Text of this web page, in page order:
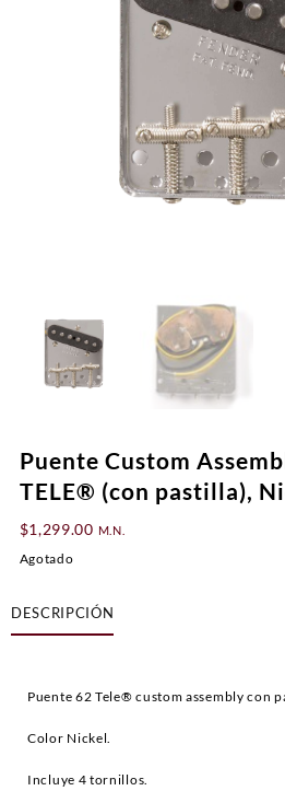
Puente Custom
TELE® (con pastilla),
$1,299.00 M.N.
Agotado
DESCRIPCIÓN
Puente 62 Tele® custom assembly con
Color Nickel.
Incluye 4 tornillos.